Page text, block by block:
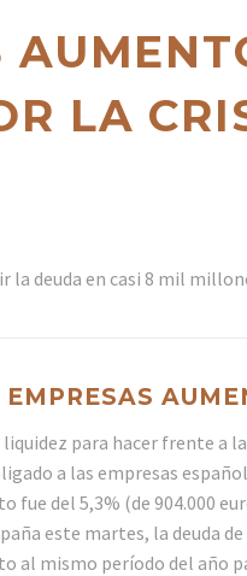
LA
la deuda en casi 8 mil
para hacer frente a
a las empresas
fue del 5,3% (de 904.000
este martes, la deuda
al mismo período del año